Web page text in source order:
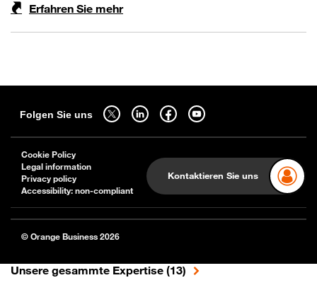
Unsere gesammte Expertise (13)
Erfahren Sie mehr
Kontaktieren Sie uns
Folgen Sie uns
Folgen Sie uns auf twitter - wird in einem neuen Tab geöffnet
Folgen Sie uns auf linkedin - wird in einem neuen Tab
Folgen Sie uns auf facebook - wird in einem
Folgen Sie uns auf youtube - wird in
Cookie Policy
Legal information
Privacy policy
Accessibility: non-compliant
© Orange Business 2026